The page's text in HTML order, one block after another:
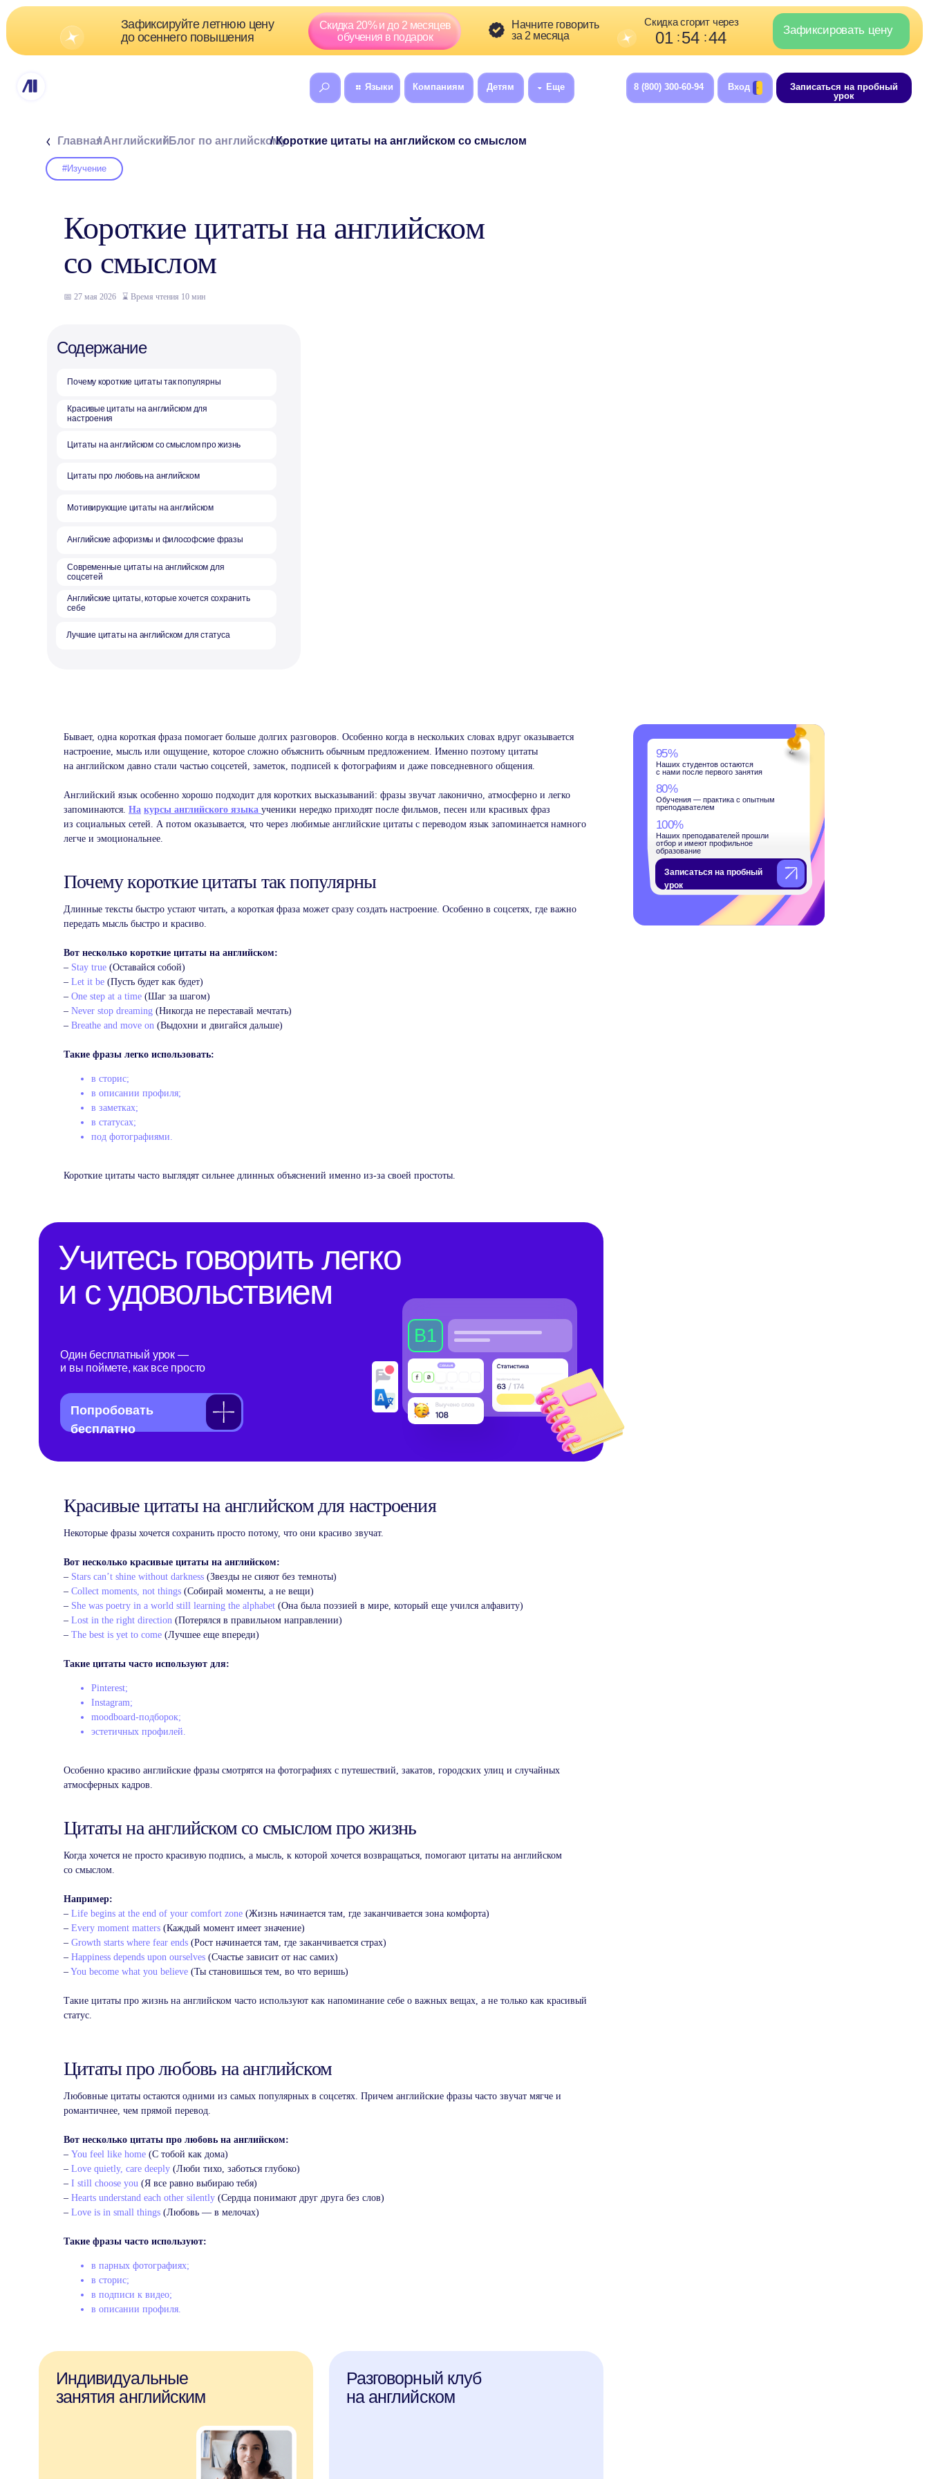
Зафиксировать цену
Начните говорить
за 2 месяца
Скидка 20% и до 2 месяцев
обучения в подарок
Зафиксируйте летнюю цену
до осеннего повышения
01 :
54 44
Скидка сгорит через
Языки Компаниям 8 (800) 300-60-94 Записаться на пробный
урок
Короткие цитаты на английском
со смыслом
📅 27 мая 2026 ⌛ Время чтения 10 мин
Лучшие цитаты на английском для статуса
Английские цитаты, которые хочется сохранить
себе
Современные цитаты на английском для
Английские афоризмы и философские фразы
Цитаты про любовь на английском
Почему короткие цитаты так популярны
Наших преподавателей прошли
отбор и имеют профильное
Бывает, одна короткая фраза помогает больше долгих разговоров. Особенно когда в нескольких словах вдруг оказывается
настроение, мысль или ощущение, которое сложно объяснить обычным предложением. Именно поэтому цитаты
на английском давно стали частью соцсетей, заметок, подписей к фотографиям и даже повседневного общения.
Английский язык особенно хорошо подходит для коротких высказываний: фразы звучат лаконично, атмосферно и легко
запоминаются. На курсы английского языка ученики нередко приходят после фильмов, песен или красивых фраз
из социальных сетей. А потом оказывается, что через любимые английские цитаты с переводом язык запоминается намного
легче и эмоциональнее.
Почему короткие цитаты так популярны
Длинные тексты быстро устают читать, а короткая фраза может сразу создать настроение. Особенно в соцсетях, где важно
передать мысль быстро и красиво.
Вот несколько короткие цитаты на английском:
– Stay true (Оставайся собой)
– Let it be (Пусть будет как будет)
– One step at a time (Шаг за шагом)
– Never stop dreaming (Никогда не переставай мечтать)
– Breathe and move on (Выдохни и двигайся дальше)
Такие фразы легко использовать:
в сторис;
в описании профиля;
в заметках;
в статусах;
под фотографиями.
Короткие цитаты часто выглядят сильнее длинных объяснений именно из-за своей простоты.
Учитесь говорить легко
и с удовольствием
и вы поймете, как все просто
Попробовать
Красивые цитаты на английском для настроения
Некоторые фразы хочется сохранить просто потому, что они красиво звучат.
Вот несколько красивые цитаты на английском:
– Stars can’t shine without darkness (Звезды не сияют без темноты)
– Collect moments, not things (Собирай моменты, а не вещи)
– She was poetry in a world still learning the alphabet (Она была поэзией в мире, который еще учился алфавиту)
– Lost in the right direction (Потерялся в правильном направлении)
– The best is yet to come (Лучшее еще впереди)
Такие цитаты часто используют для:
Pinterest;
Instagram;
moodboard-подборок;
эстетичных профилей.
Особенно красиво английские фразы смотрятся на фотографиях с путешествий, закатов, городских улиц и случайных
атмосферных кадров.
Цитаты на английском со смыслом про жизнь
Когда хочется не просто красивую подпись, а мысль, к которой хочется возвращаться, помогают цитаты на английском
со смыслом.
Например:
– Life begins at the end of your comfort zone (Жизнь начинается там, где заканчивается зона комфорта)
– Every moment matters (Каждый момент имеет значение)
– Growth starts where fear ends (Рост начинается там, где заканчивается страх)
– Happiness depends upon ourselves (Счастье зависит от нас самих)
– You become what you believe (Ты становишься тем, во что веришь)
Такие цитаты про жизнь на английском часто используют как напоминание себе о важных вещах, а не только как красивый
статус.
Цитаты про любовь на английском
Любовные цитаты остаются одними из самых популярных в соцсетях. Причем английские фразы часто звучат мягче и
романтичнее, чем прямой перевод.
Вот несколько цитаты про любовь на английском:
– You feel like home (С тобой как дома)
– Love quietly, care deeply (Люби тихо, заботься глубоко)
– I still choose you (Я все равно выбираю тебя)
– Hearts understand each other silently (Сердца понимают друг друга без слов)
– Love is in small things (Любовь — в мелочах)
Такие фразы часто используют:
в парных фотографиях;
в сторис;
в подписи к видео;
в описании профиля.
занятия английским